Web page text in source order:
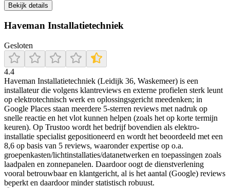
Bekijk details
Haveman Installatietechniek
Gesloten
4.4
Haveman Installatietechniek (Leidijk 36, Waskemeer) is een
installateur die volgens klantreviews en externe profielen sterk leunt
op elektrotechnisch werk en oplossingsgericht meedenken; in
Google Places staan meerdere 5-sterren reviews met nadruk op
snelle reactie en het vlot kunnen helpen (zoals het op korte termijn
keuren). Op Trustoo wordt het bedrijf bovendien als elektro-
installatie specialist gepositioneerd en wordt het beoordeeld met een
8,6 op basis van 5 reviews, waaronder expertise op o.a.
groepenkasten/lichtinstallaties/datanetwerken en toepassingen zoals
laadpalen en zonnepanelen. Daardoor oogt de dienstverlening
vooral betrouwbaar en klantgericht, al is het aantal (Google) reviews
beperkt en daardoor minder statistisch robuust.